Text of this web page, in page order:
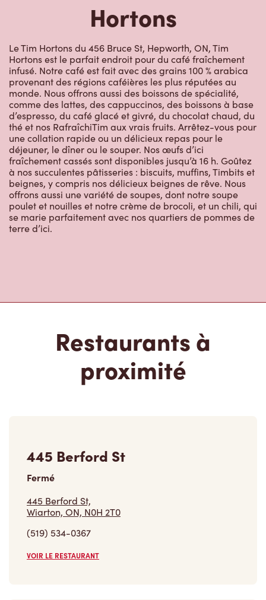
Hortons
Le Tim Hortons du 456 Bruce St, Hepworth, ON, Tim
Hortons est le parfait endroit pour du café fraîchement
infusé. Notre café est fait avec des grains 100 % arabica
provenant des régions caféières les plus réputées au
monde. Nous offrons aussi des boissons de spécialité,
comme des lattes, des cappuccinos, des boissons à base
d’espresso, du café glacé et givré, du chocolat chaud, du
thé et nos RafraîchiTim aux vrais fruits. Arrêtez-vous pour
une collation rapide ou un délicieux repas pour le
déjeuner, le dîner ou le souper. Nos œufs d’ici
fraîchement cassés sont disponibles jusqu’à 16 h. Goûtez
à nos succulentes pâtisseries : biscuits, muffins, Timbits et
beignes, y compris nos délicieux beignes de rêve. Nous
offrons aussi une variété de soupes, dont notre soupe
poulet et nouilles et notre crème de brocoli, et un chili, qui
se marie parfaitement avec nos quartiers de pommes de
terre d’ici.
Restaurants à
proximité
445 Berford St
Fermé
445 Berford St,
Wiarton, ON, N0H 2T0
(519) 534-0367
VOIR LE RESTAURANT